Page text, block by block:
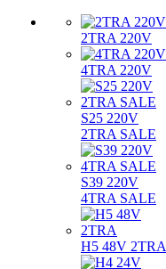
2TRA 220V
4TRA 220V
S25 220V
2TRA SALE
S39 220V
4TRA SALE
H5 48V 2TRA